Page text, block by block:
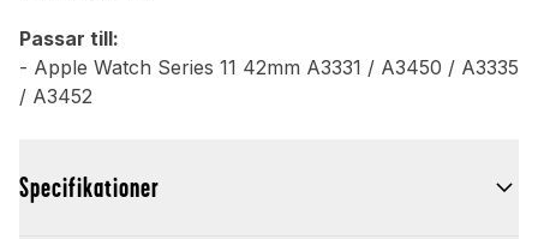
Passar till:
- Apple Watch Series 11 42mm A3331 / A3450 / A3335
/ A3452
Specifikationer